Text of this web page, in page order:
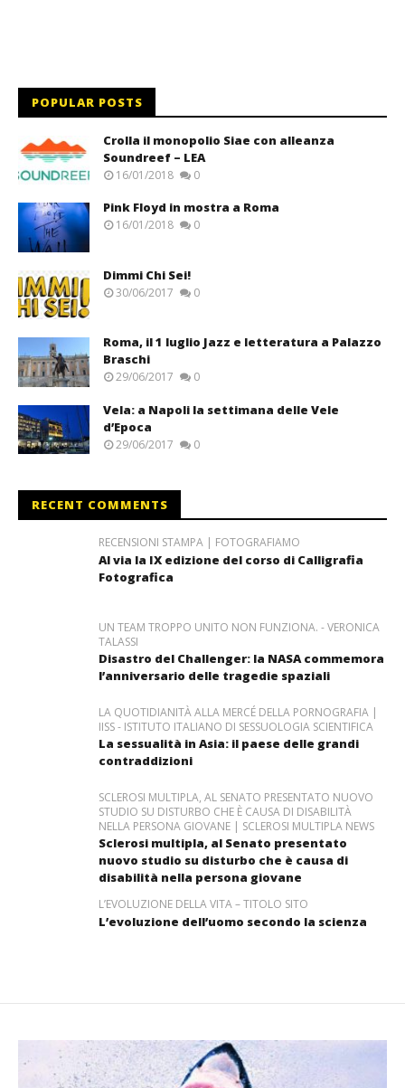
POPULAR POSTS
Crolla il monopolio Siae con alleanza
Soundreef – LEA
16/01/2018 0
Pink Floyd in mostra a Roma
16/01/2018 0
Dimmi Chi Sei!
30/06/2017 0
Roma, il 1 luglio Jazz e letteratura a Palazzo
Braschi
29/06/2017 0
Vela: a Napoli la settimana delle Vele
d’Epoca
29/06/2017 0
RECENT COMMENTS
RECENSIONI STAMPA | FOTOGRAFIAMO
Al via la IX edizione del corso di Calligrafia
Fotografica
UN TEAM TROPPO UNITO NON FUNZIONA. - VERONICA
TALASSI
Disastro del Challenger: la NASA commemora
l’anniversario delle tragedie spaziali
LA QUOTIDIANITÀ ALLA MERCÉ DELLA PORNOGRAFIA |
IISS - ISTITUTO ITALIANO DI SESSUOLOGIA SCIENTIFICA
La sessualità in Asia: il paese delle grandi
contraddizioni
SCLEROSI MULTIPLA, AL SENATO PRESENTATO NUOVO
STUDIO SU DISTURBO CHE È CAUSA DI DISABILITÀ
NELLA PERSONA GIOVANE | SCLEROSI MULTIPLA NEWS
Sclerosi multipla, al Senato presentato
nuovo studio su disturbo che è causa di
disabilità nella persona giovane
L’EVOLUZIONE DELLA VITA – TITOLO SITO
L’evoluzione dell’uomo secondo la scienza